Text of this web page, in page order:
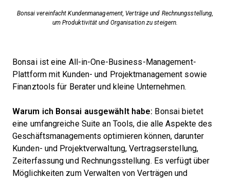
Bonsai vereinfacht Kundenmanagement, Verträge und Rechnungsstellung,
um Produktivität und Organisation zu steigern.
Bonsai ist eine All-in-One-Business-Management-
Plattform mit Kunden- und Projektmanagement sowie
Finanztools für Berater und kleine Unternehmen.
Warum ich Bonsai ausgewählt habe: Bonsai bietet
eine umfangreiche Suite an Tools, die alle Aspekte des
Geschäftsmanagements optimieren können, darunter
Kunden- und Projektverwaltung, Vertragserstellung,
Zeiterfassung und Rechnungsstellung. Es verfügt über
Möglichkeiten zum Verwalten von Verträgen und